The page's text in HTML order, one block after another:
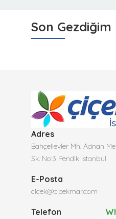
Son
Adres
Bahçelievler Mh. Adnan
Sk. No:3 Pendik İstanbul
E-Posta
cicek@cicekmar.com
Telefon